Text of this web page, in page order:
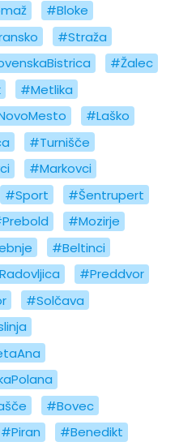
#Bloke
#Straža
#Žalec
#Metlika
#Laško
#Turnišče
#Markovci
#Sport
#Šentrupert
#Mozirje
#Beltinci
#Preddvor
#Solčava
#Bovec
#Piran
#Benedikt